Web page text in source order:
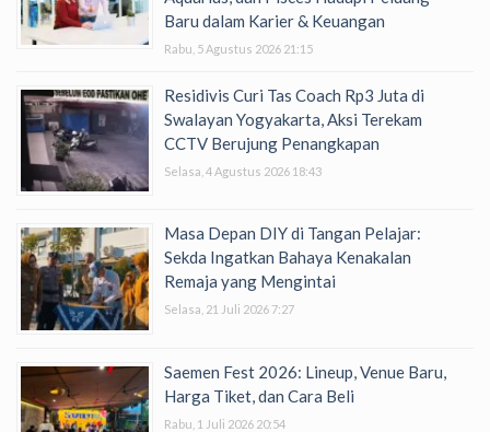
Baru dalam Karier & Keuangan
Rabu, 5 Agustus 2026 21:15
Residivis Curi Tas Coach Rp3 Juta di
Swalayan Yogyakarta, Aksi Terekam
CCTV Berujung Penangkapan
Selasa, 4 Agustus 2026 18:43
Masa Depan DIY di Tangan Pelajar:
Sekda Ingatkan Bahaya Kenakalan
Remaja yang Mengintai
Selasa, 21 Juli 2026 7:27
Saemen Fest 2026: Lineup, Venue Baru,
Harga Tiket, dan Cara Beli
Rabu, 1 Juli 2026 20:54